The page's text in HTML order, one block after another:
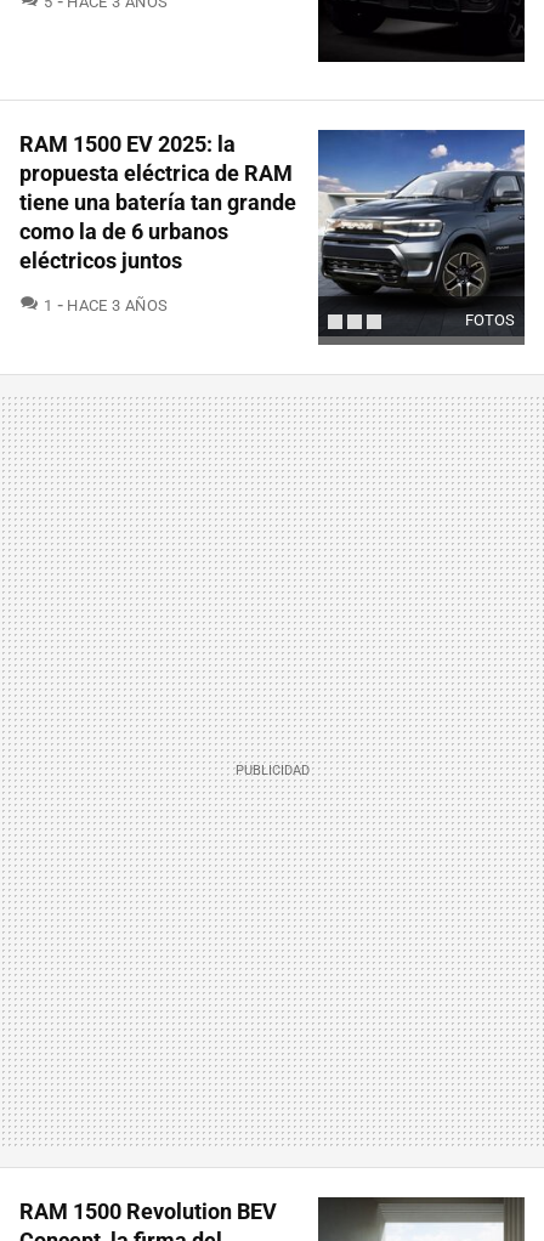
FOTOS
RAM 1500 EV 2025: la
propuesta eléctrica de RAM
tiene una batería tan grande
como la de 6 urbanos
eléctricos juntos
1 COMENTARIOS
HACE 3 AÑOS
RAM 1500 Revolution BEV